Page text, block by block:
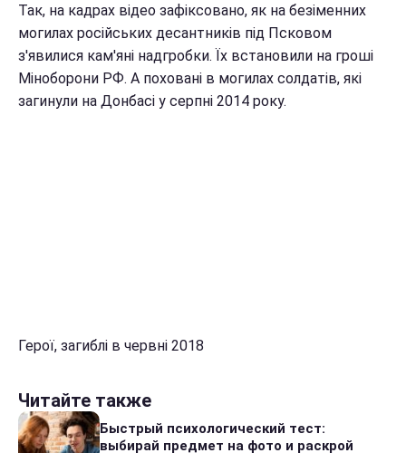
Так, на кадрах відео зафіксовано, як на безіменних
могилах російських десантників під Псковом
з'явилися кам'яні надгробки. Їх встановили на гроші
Міноборони РФ. А поховані в могилах солдатів, які
загинули на Донбасі у серпні 2014 року.
Герої, загиблі в червні 2018
Читайте также
Быстрый психологический тест:
выбирай предмет на фото и раскрой